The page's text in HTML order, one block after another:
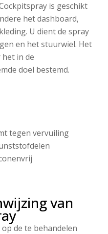
is geschikt
het dashboard,
U dient de spray
en het stuurwiel. Het
in de
doel bestemd.
tegen vervuiling
van
de te behandelen